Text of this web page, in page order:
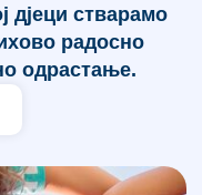
дјеци стварамо
радосно
одрастање.